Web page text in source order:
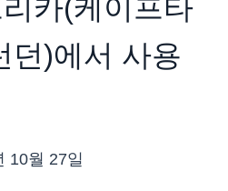
카(케이프타
던)에서 사용
10월 27일